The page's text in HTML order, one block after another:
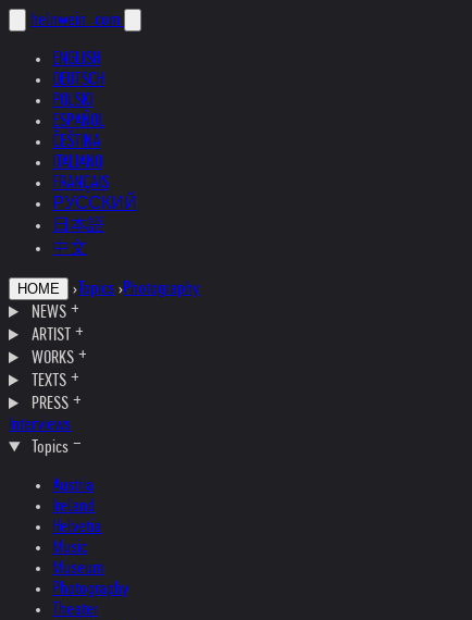
helnwein .com
ENGLISH
DEUTSCH
POLSKI
ESPAÑOL
ČEŠTINA
ITALIANO
FRANÇAIS
РУССКИЙ
日本語
中文
HOME › Topics ›Photography
NEWS
ARTIST
WORKS
TEXTS
PRESS
Interviews
Topics
Austria
Ireland
Helvetia
Music
Museum
Photography
Theater